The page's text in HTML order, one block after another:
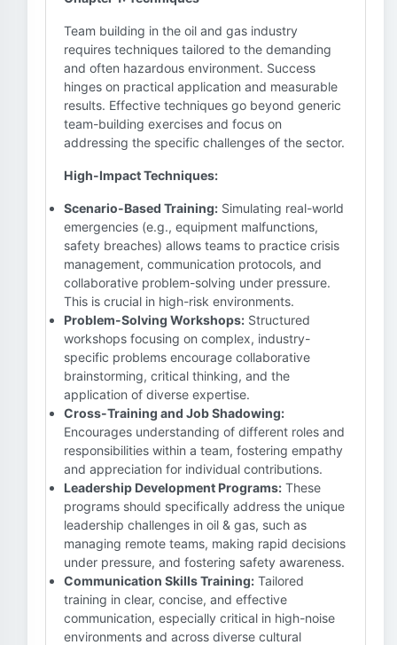
Team building in the oil and gas industry
requires techniques tailored to the demanding
and often hazardous environment. Success
hinges on practical application and measurable
results. Effective techniques go beyond generic
team-building exercises and focus on
addressing the specific challenges of the sector.
High-Impact Techniques:
Scenario-Based Training: Simulating real-world
emergencies (e.g., equipment malfunctions,
safety breaches) allows teams to practice crisis
management, communication protocols, and
collaborative problem-solving under pressure.
This is crucial in high-risk environments.
Problem-Solving Workshops: Structured
workshops focusing on complex, industry-
specific problems encourage collaborative
brainstorming, critical thinking, and the
application of diverse expertise.
Cross-Training and Job Shadowing:
Encourages understanding of different roles and
responsibilities within a team, fostering empathy
and appreciation for individual contributions.
Leadership Development Programs: These
programs should specifically address the unique
leadership challenges in oil & gas, such as
managing remote teams, making rapid decisions
under pressure, and fostering safety awareness.
Communication Skills Training: Tailored
training in clear, concise, and effective
communication, especially critical in high-noise
environments and across diverse cultural